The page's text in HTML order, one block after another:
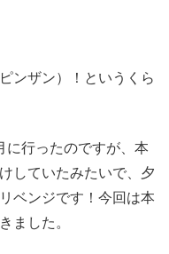
ンザン）！というくら
に行ったのですが、本
していたみたいで、夕
ベンジです！今回は本
ました。